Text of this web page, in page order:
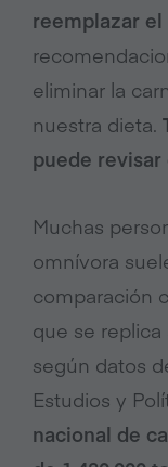
reemplazar
eliminar la
nuestra dieta.
puede
Muchas
omnívora
comparación
que se replica
según datos
Estudios y
nacional de